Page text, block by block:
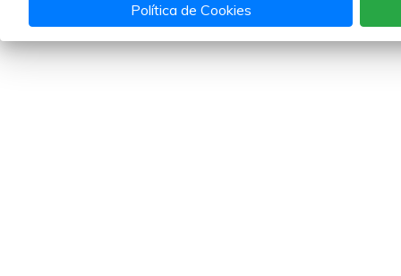
Política de Cookies